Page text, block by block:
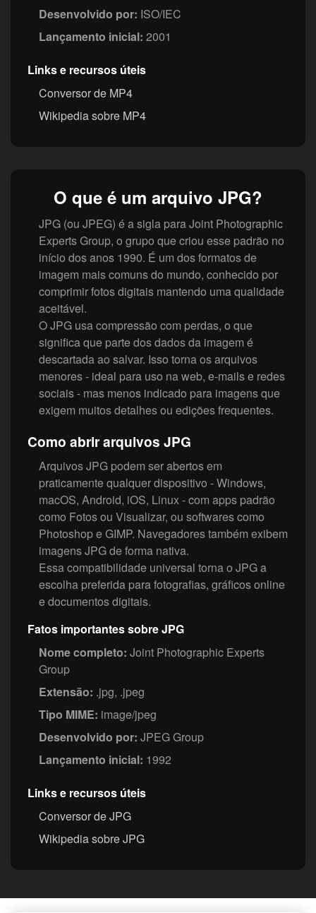
Desenvolvido por: ISO/IEC
Lançamento inicial: 2001
Links e recursos úteis
Conversor de MP4
Wikipedia sobre MP4
O que é um arquivo JPG?
JPG (ou JPEG) é a sigla para Joint Photographic
Experts Group, o grupo que criou esse padrão no
início dos anos 1990. É um dos formatos de
imagem mais comuns do mundo, conhecido por
comprimir fotos digitais mantendo uma qualidade
aceitável.
O JPG usa compressão com perdas, o que
significa que parte dos dados da imagem é
descartada ao salvar. Isso torna os arquivos
menores - ideal para uso na web, e-mails e redes
sociais - mas menos indicado para imagens que
exigem muitos detalhes ou edições frequentes.
Como abrir arquivos JPG
Arquivos JPG podem ser abertos em
praticamente qualquer dispositivo - Windows,
macOS, Android, iOS, Linux - com apps padrão
como Fotos ou Visualizar, ou softwares como
Photoshop e GIMP. Navegadores também exibem
imagens JPG de forma nativa.
Essa compatibilidade universal torna o JPG a
escolha preferida para fotografias, gráficos online
e documentos digitais.
Fatos importantes sobre JPG
Nome completo: Joint Photographic Experts
Group
Extensão: .jpg, .jpeg
Tipo MIME: image/jpeg
Desenvolvido por: JPEG Group
Lançamento inicial: 1992
Links e recursos úteis
Conversor de JPG
Wikipedia sobre JPG